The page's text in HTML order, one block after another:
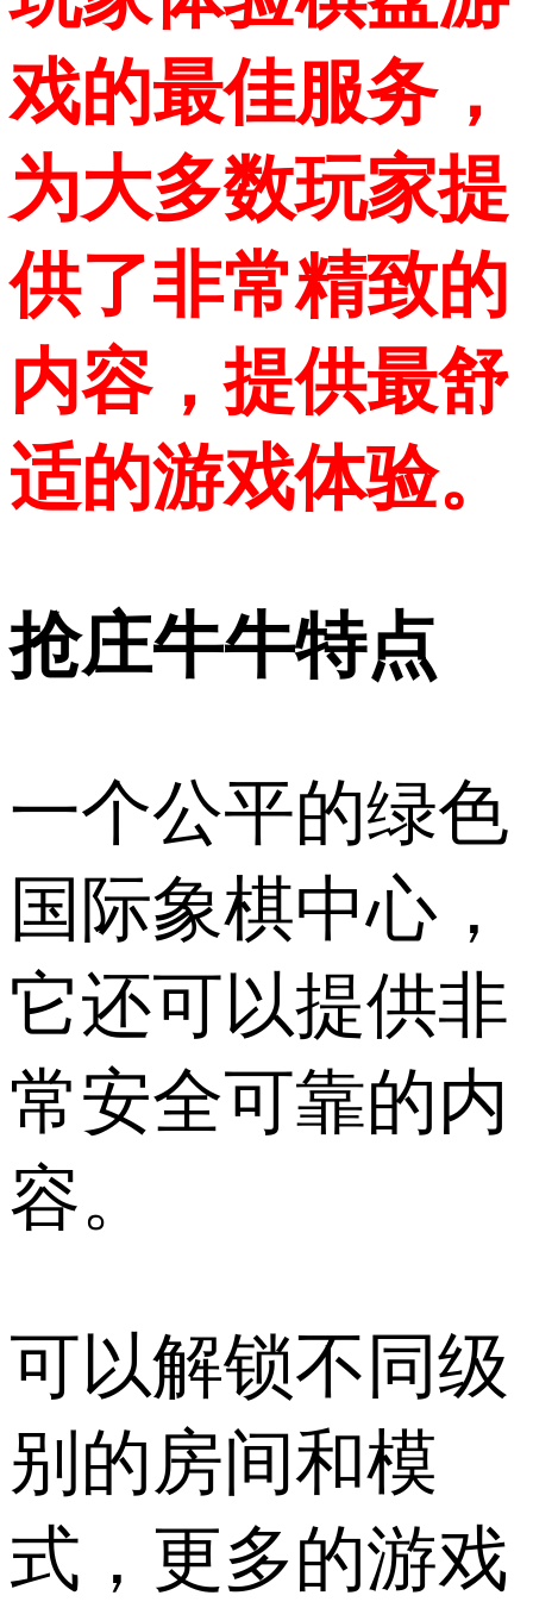
戏的最佳服务，
为大多数玩家提
供了非常精致的
内容，提供最舒
适的游戏体验。
抢庄牛牛特点
一个公平的绿色
国际象棋中心，
它还可以提供非
常安全可靠的内
容。
可以解锁不同级
别的房间和模
式，更多的游戏